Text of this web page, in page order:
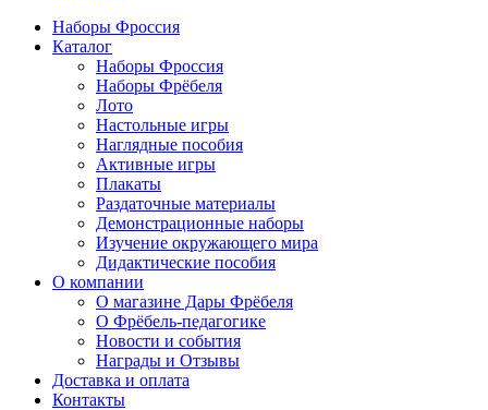
Наборы Фроссия
Каталог
Наборы Фроссия
Наборы Фрёбеля
Лото
Настольные игры
Наглядные пособия
Активные игры
Плакаты
Раздаточные материалы
Демонстрационные наборы
Изучение окружающего мира
Дидактические пособия
О компании
О магазине Дары Фрёбеля
О Фрёбель-педагогике
Новости и события
Награды и Отзывы
Доставка и оплата
Контакты